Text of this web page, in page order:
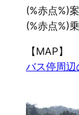
(%赤点
(%赤点%)
【MAP】
バス停周辺